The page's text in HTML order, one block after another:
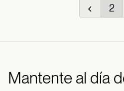
2
Mantente al día